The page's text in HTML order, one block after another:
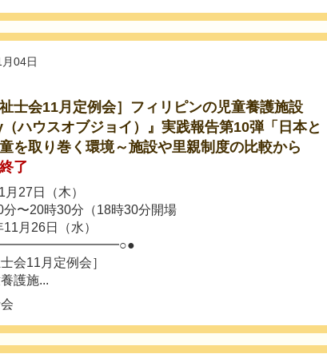
04日
祉士会11月定例会］フィリピンの児童養護施設
ハウスオブジョイ）』実践報告第10弾「日本と
を取り巻く環境～施設や里親制度の比較から
了
27日（木）
分〜20時30分（18時30分開場
月26日（水）
会11月定例会］
護施...